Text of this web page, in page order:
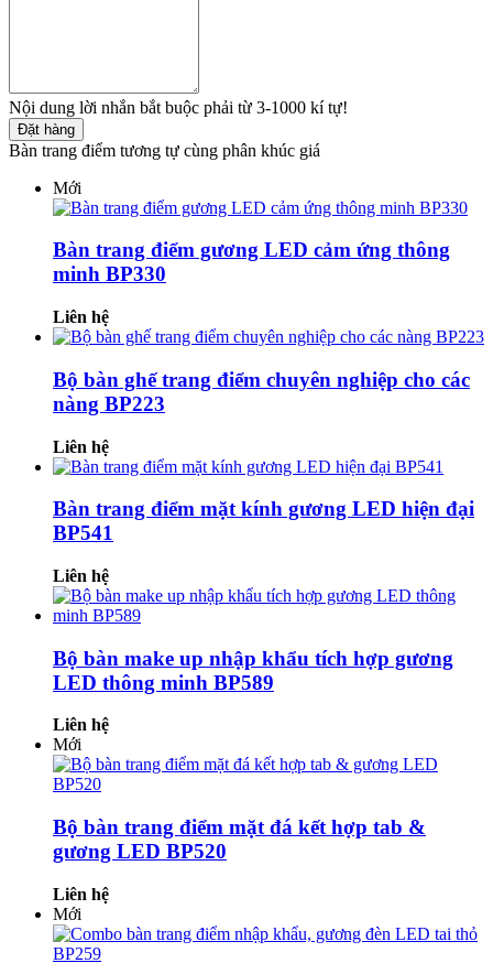
Nội dung lời nhắn bắt buộc phải từ 3-1000 kí tự!
Đặt hàng
Bàn trang điểm tương tự cùng phân khúc giá
Mới
Bàn trang điểm gương LED cảm ứng thông
minh BP330
Liên hệ
Bộ bàn ghế trang điểm chuyên nghiệp cho các
nàng BP223
Liên hệ
Bàn trang điểm mặt kính gương LED hiện đại
BP541
Liên hệ
Bộ bàn make up nhập khẩu tích hợp gương
LED thông minh BP589
Liên hệ
Mới
Bộ bàn trang điểm mặt đá kết hợp tab &
gương LED BP520
Liên hệ
Mới